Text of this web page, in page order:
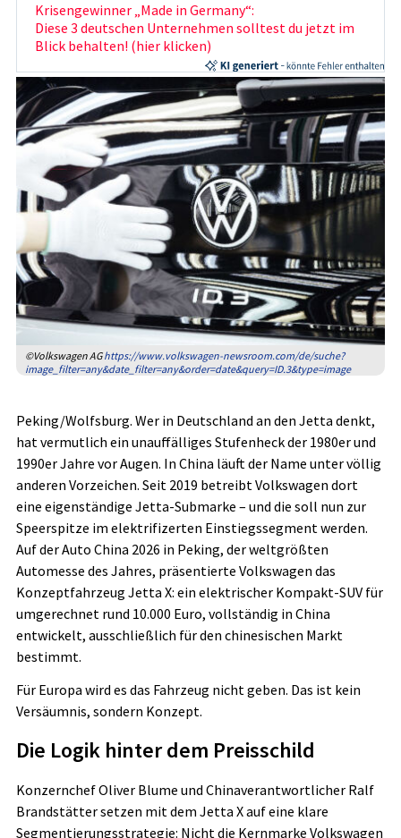
Krisengewinner „Made in Germany“:
Diese 3 deutschen Unternehmen solltest du jetzt im
Blick behalten! (hier klicken)
©Volkswagen AGhttps://www.volkswagen-newsroom.com/de/suche?
image_filter=any&date_filter=any&order=date&query=ID.3&type=image
Peking/Wolfsburg. Wer in Deutschland an den Jetta denkt,
hat vermutlich ein unauffälliges Stufenheck der 1980er und
1990er Jahre vor Augen. In China läuft der Name unter völlig
anderen Vorzeichen. Seit 2019 betreibt Volkswagen dort
eine eigenständige Jetta-Submarke – und die soll nun zur
Speerspitze im elektrifizerten Einstiegssegment werden.
Auf der Auto China 2026 in Peking, der weltgrößten
Automesse des Jahres, präsentierte Volkswagen das
Konzeptfahrzeug Jetta X: ein elektrischer Kompakt-SUV für
umgerechnet rund 10.000 Euro, vollständig in China
entwickelt, ausschließlich für den chinesischen Markt
bestimmt.
Für Europa wird es das Fahrzeug nicht geben. Das ist kein
Versäumnis, sondern Konzept.
Die Logik hinter dem Preisschild
Konzernchef Oliver Blume und Chinaverantwortlicher Ralf
Brandstätter setzen mit dem Jetta X auf eine klare
Segmentierungsstrategie: Nicht die Kernmarke Volkswagen